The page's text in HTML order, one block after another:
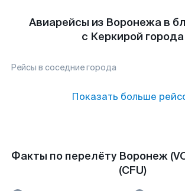
Авиарейсы из Воронежа в
с Керкирой города
Рейсы в соседние города
Показать больше
Факты по перелёту Воронеж
(CFU)